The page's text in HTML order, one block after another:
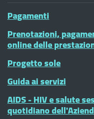
Pagamenti
Prenotazioni,
online delle
Progetto sole
Guida ai servizi
AIDS - HIV e salute
quotidiano